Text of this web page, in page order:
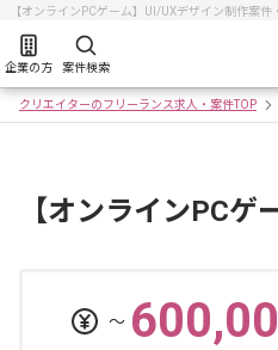
【オンラインPCゲーム】UI/UXデザイン制作案
企業の方 案件検索
クリエイターのフリーランス求人・案件TOP
【オンラインPC
〜